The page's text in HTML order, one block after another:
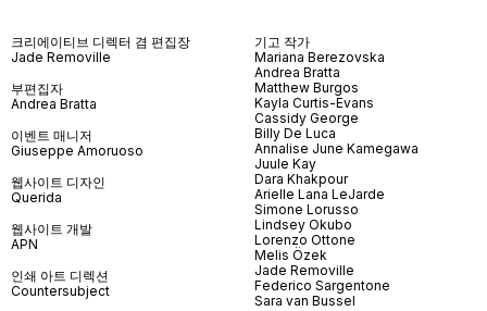
크리에이티브 디렉터 겸 편집장
Jade Removille
부편집자
Andrea Bratta
이벤트 매니저
Giuseppe Amoruoso
웹사이트 디자인
Querida
웹사이트 개발
APN
인쇄 아트 디렉션
Countersubject
기고 작가
Mariana Berezovska
Andrea Bratta
Matthew Burgos
Kayla Curtis-Evans
Cassidy George
Billy De Luca
Annalise June Kamegawa
Juule Kay
Dara Khakpour
Arielle Lana LeJarde
Simone Lorusso
Lindsey Okubo
Lorenzo Ottone
Melis Özek
Jade Removille
Federico Sargentone
Sara van Bussel